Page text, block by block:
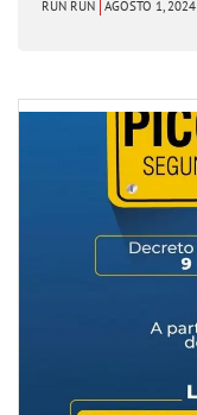
RUN RUN AGOSTO 1, 2024